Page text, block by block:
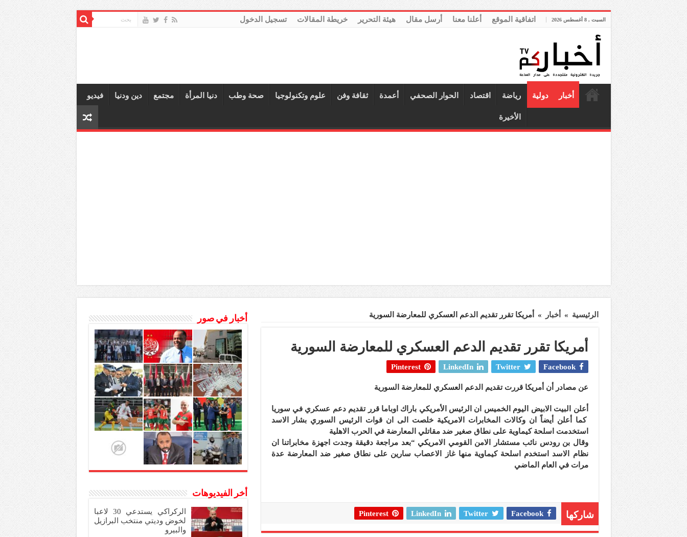
السبت , 8 أغسطس 2026 اتفاقية الموقع أعلنا معنا أرسل مقال هيئة التحرير خريطة المقالات تسجيل الدخول
أخبار دولية رياضة اقتصاد الحوار الصحفي أعمدة ثقافة وفن علوم وتكنولوجيا صحة وطب دنيا المرأة مجتمع دين ودنيا فيديو
الأخيرة
الرئيسية » أخبار » أمريكا تقرر تقديم الدعم العسكري للمعارضة السورية
أمريكا تقرر تقديم الدعم العسكري للمعارضة السورية
Facebook
Twitter
LinkedIn
Pinterest
عن مصادر أن أمريكا قررت تقديم الدعم العسكري للمعارضة السورية
أعلن البيت الابيض اليوم الخميس ان الرئيس الأمريكي باراك اوباما قرر تقديم دعم عسكري في سوريا
كما أعلن أيضاً ان وكالات المخابرات الامريكية خلصت الى ان قوات الرئيس السوري بشار الاسد
استخدمت اسلحة كيماوية على نطاق صغير ضد مقاتلي المعارضة في الحرب الاهلية
وقال بن رودس نائب مستشار الامن القومي الامريكي “بعد مراجعة دقيقة وجدت اجهزة مخابراتنا ان
نظام الاسد استخدم اسلحة كيماوية منها غاز الاعصاب سارين على نطاق صغير ضد المعارضة عدة
مرات في العام الماضي
شاركها Facebook
Twitter
LinkedIn
Pinterest
أخبار في صور
أخر الفيديوهات
الركراكي يستدعي 30 لاعبا
لخوض وديتي منتخب البرازيل
والبيرو